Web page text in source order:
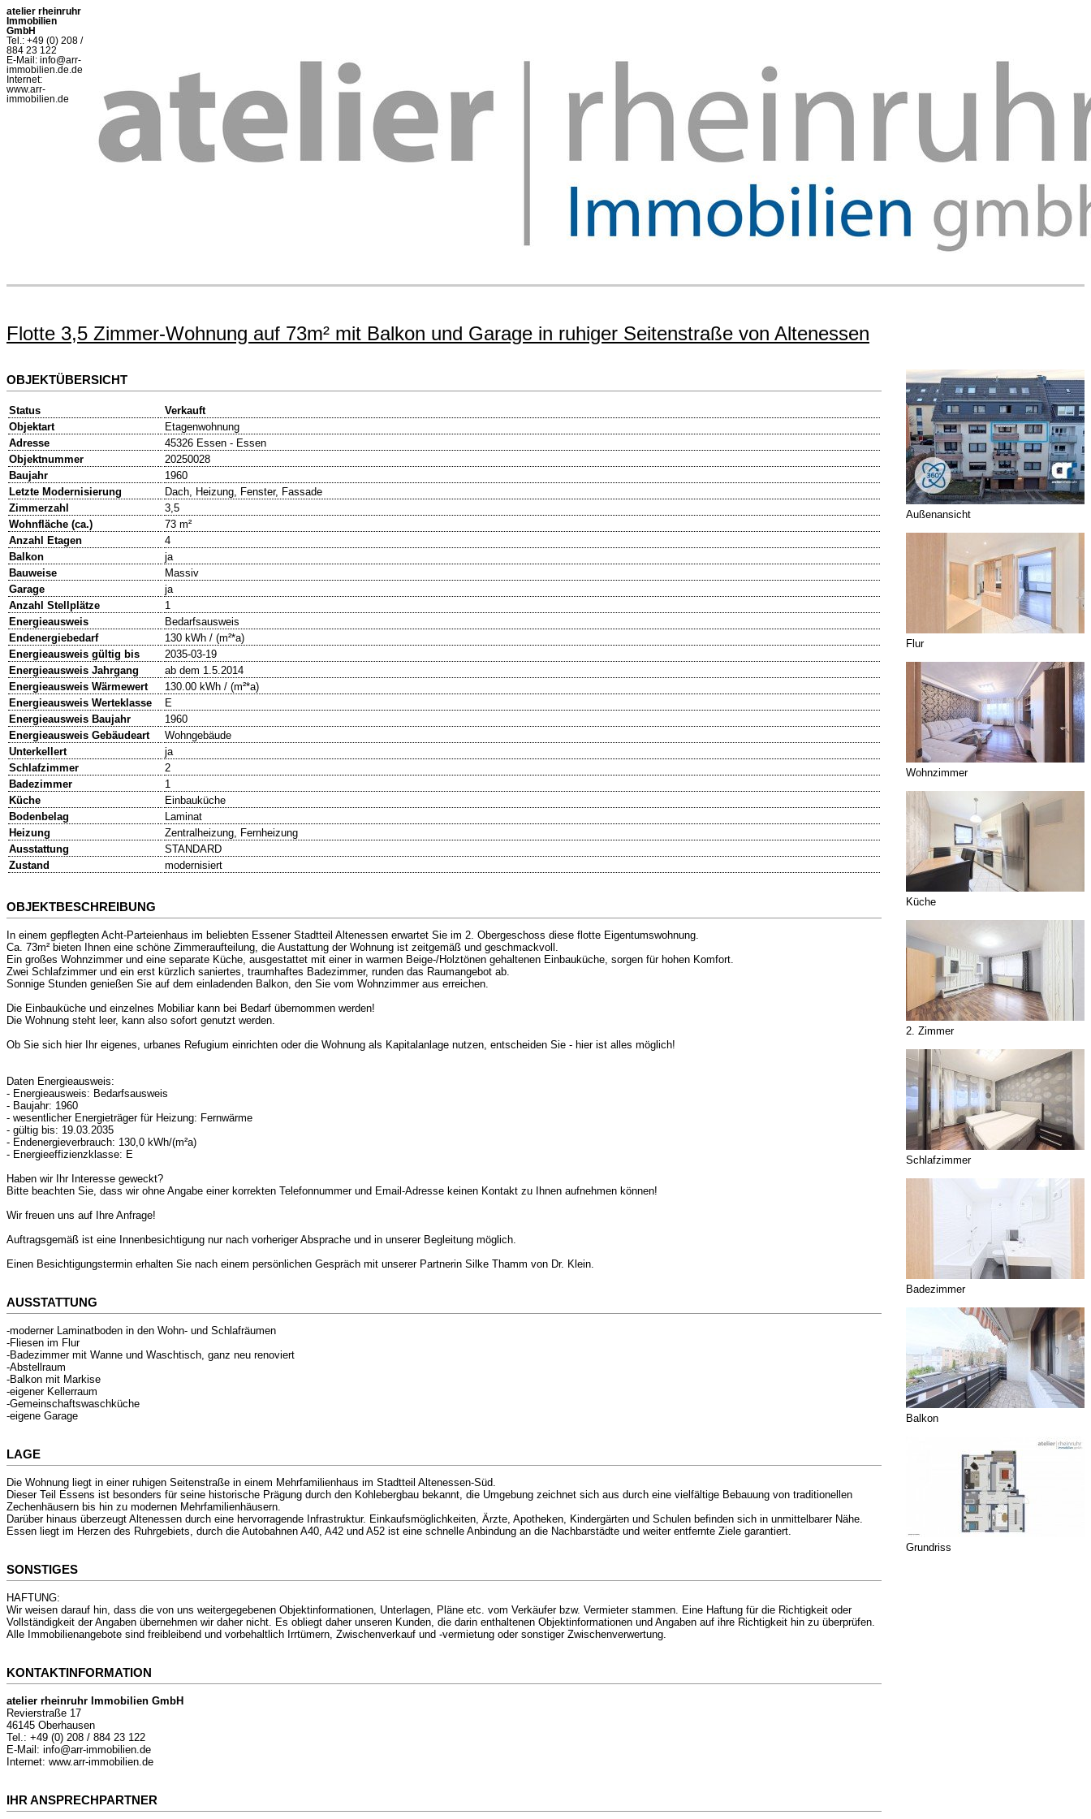
atelier rheinruhr
Immobilien
GmbH
Tel.: +49 (0) 208 /
884 23 122
E-Mail: info@arr-
immobilien.de.de
Internet:
www.arr-
immobilien.de
Flotte 3,5 Zimmer-Wohnung auf 73m² mit Balkon und Garage in ruhiger Seitenstraße von Altenessen
OBJEKTÜBERSICHT
Status
Verkauft
Objektart
Etagenwohnung
Adresse
45326 Essen - Essen
Objektnummer
20250028
Baujahr
1960
Letzte Modernisierung
Dach, Heizung, Fenster, Fassade
Zimmerzahl
3,5
Wohnfläche (ca.)
73 m²
Anzahl Etagen
4
Balkon
ja
Bauweise
Massiv
Garage
ja
Anzahl Stellplätze
1
Energieausweis
Bedarfsausweis
Endenergiebedarf
130 kWh / (m²*a)
Energieausweis gültig bis
2035-03-19
Energieausweis Jahrgang
ab dem 1.5.2014
Energieausweis Wärmewert
130.00 kWh / (m²*a)
Energieausweis Werteklasse
E
Energieausweis Baujahr
1960
Energieausweis Gebäudeart
Wohngebäude
Unterkellert
ja
Schlafzimmer
2
Badezimmer
1
Küche
Einbauküche
Bodenbelag
Laminat
Heizung
Zentralheizung, Fernheizung
Ausstattung
STANDARD
Zustand
modernisiert
OBJEKTBESCHREIBUNG
In einem gepflegten Acht-Parteienhaus im beliebten Essener Stadtteil Altenessen erwartet Sie im 2. Obergeschoss diese flotte Eigentumswohnung.
Ca. 73m² bieten Ihnen eine schöne Zimmeraufteilung, die Austattung der Wohnung ist zeitgemäß und geschmackvoll.
Ein großes Wohnzimmer und eine separate Küche, ausgestattet mit einer in warmen Beige-/Holztönen gehaltenen Einbauküche, sorgen für hohen Komfort.
Zwei Schlafzimmer und ein erst kürzlich saniertes, traumhaftes Badezimmer, runden das Raumangebot ab.
Sonnige Stunden genießen Sie auf dem einladenden Balkon, den Sie vom Wohnzimmer aus erreichen.
Die Einbauküche und einzelnes Mobiliar kann bei Bedarf übernommen werden!
Die Wohnung steht leer, kann also sofort genutzt werden.
Ob Sie sich hier Ihr eigenes, urbanes Refugium einrichten oder die Wohnung als Kapitalanlage nutzen, entscheiden Sie - hier ist alles möglich!
Daten Energieausweis:
- Energieausweis: Bedarfsausweis
- Baujahr: 1960
- wesentlicher Energieträger für Heizung: Fernwärme
- gültig bis: 19.03.2035
- Endenergieverbrauch: 130,0 kWh/(m²a)
- Energieeffizienzklasse: E
Haben wir Ihr Interesse geweckt?
Bitte beachten Sie, dass wir ohne Angabe einer korrekten Telefonnummer und Email-Adresse keinen Kontakt zu Ihnen aufnehmen können!
Wir freuen uns auf Ihre Anfrage!
Auftragsgemäß ist eine Innenbesichtigung nur nach vorheriger Absprache und in unserer Begleitung möglich.
Einen Besichtigungstermin erhalten Sie nach einem persönlichen Gespräch mit unserer Partnerin Silke Thamm von Dr. Klein.
AUSSTATTUNG
-moderner Laminatboden in den Wohn- und Schlafräumen
-Fliesen im Flur
-Badezimmer mit Wanne und Waschtisch, ganz neu renoviert
-Abstellraum
-Balkon mit Markise
-eigener Kellerraum
-Gemeinschaftswaschküche
-eigene Garage
LAGE
Die Wohnung liegt in einer ruhigen Seitenstraße in einem Mehrfamilienhaus im Stadtteil Altenessen-Süd.
Dieser Teil Essens ist besonders für seine historische Prägung durch den Kohlebergbau bekannt, die Umgebung zeichnet sich aus durch eine vielfältige Bebauung von traditionellen
Zechenhäusern bis hin zu modernen Mehrfamilienhäusern.
Darüber hinaus überzeugt Altenessen durch eine hervorragende Infrastruktur. Einkaufsmöglichkeiten, Ärzte, Apotheken, Kindergärten und Schulen befinden sich in unmittelbarer Nähe.
Essen liegt im Herzen des Ruhrgebiets, durch die Autobahnen A40, A42 und A52 ist eine schnelle Anbindung an die Nachbarstädte und weiter entfernte Ziele garantiert.
SONSTIGES
HAFTUNG:
Wir weisen darauf hin, dass die von uns weitergegebenen Objektinformationen, Unterlagen, Pläne etc. vom Verkäufer bzw. Vermieter stammen. Eine Haftung für die Richtigkeit oder
Vollständigkeit der Angaben übernehmen wir daher nicht. Es obliegt daher unseren Kunden, die darin enthaltenen Objektinformationen und Angaben auf ihre Richtigkeit hin zu überprüfen.
Alle Immobilienangebote sind freibleibend und vorbehaltlich Irrtümern, Zwischenverkauf und -vermietung oder sonstiger Zwischenverwertung.
KONTAKTINFORMATION
atelier rheinruhr Immobilien GmbH
Revierstraße 17
46145 Oberhausen
Tel.: +49 (0) 208 / 884 23 122
E-Mail: info@arr-immobilien.de
Internet: www.arr-immobilien.de
IHR ANSPRECHPARTNER
Außenansicht
Flur
Wohnzimmer
Küche
2. Zimmer
Schlafzimmer
Badezimmer
Balkon
Grundriss